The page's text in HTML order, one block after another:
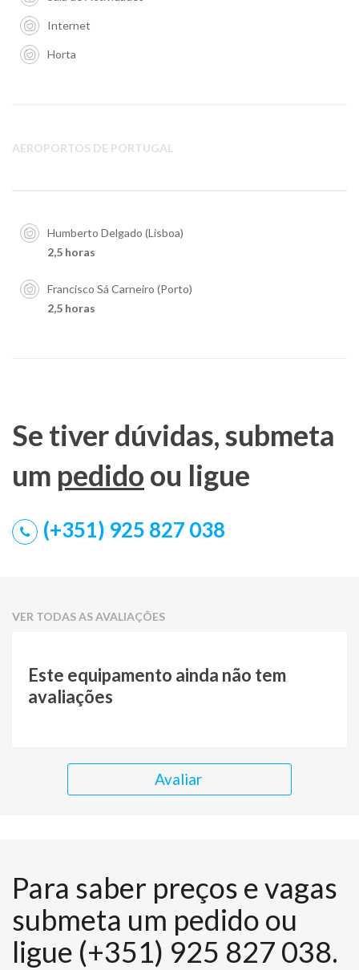
Internet
Horta
AEROPORTOS DE PORTUGAL
Humberto Delgado (Lisboa)
2,5 horas
Francisco Sá Carneiro (Porto)
2,5 horas
Se tiver dúvidas, submeta
um pedido ou ligue
(+351) 925 827 038
VER TODAS AS AVALIAÇÕES
Este equipamento ainda não tem
avaliações
Avaliar
Para saber preços e vagas
submeta um pedido ou
ligue (+351) 925 827 038.